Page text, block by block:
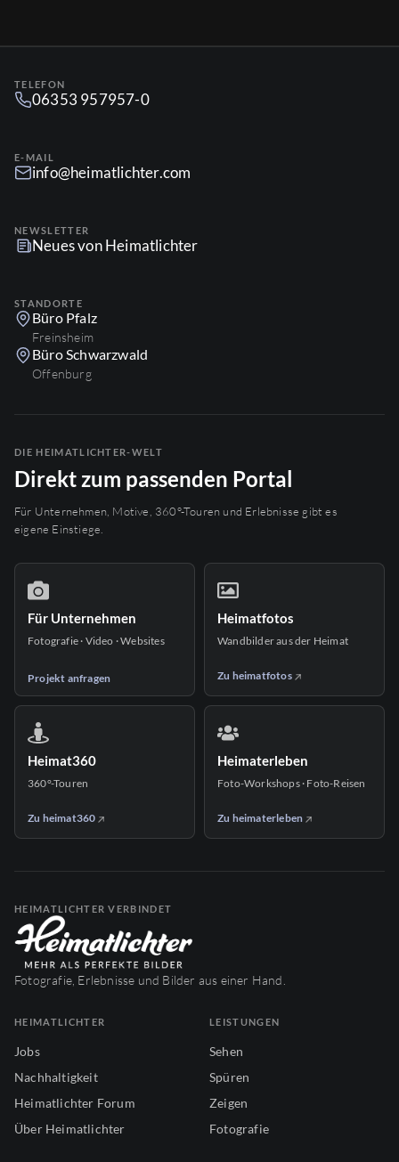
TELEFON
06353 957957-0
E-MAIL
info@heimatlichter.com
NEWSLETTER
Neues von Heimatlichter
STANDORTE
Büro Pfalz
Freinsheim
Büro Schwarzwald
Offenburg
DIE HEIMATLICHTER-WELT
Direkt zum passenden Portal
Für Unternehmen, Motive, 360°-Touren und Erlebnisse gibt es
eigene Einstiege.
Für Unternehmen
Fotografie · Video · Websites
Projekt anfragen
Heimatfotos
Wandbilder aus der Heimat
Zu heimatfotos
Heimat360
360°-Touren
Zu heimat360
Heimaterleben
Foto-Workshops · Foto-Reisen
Zu heimaterleben
HEIMATLICHTER VERBINDET
Fotografie, Erlebnisse und Bilder aus einer Hand.
HEIMATLICHTER
Jobs
Nachhaltigkeit
Heimatlichter Forum
Über Heimatlichter
LEISTUNGEN
Sehen
Spüren
Zeigen
Fotografie